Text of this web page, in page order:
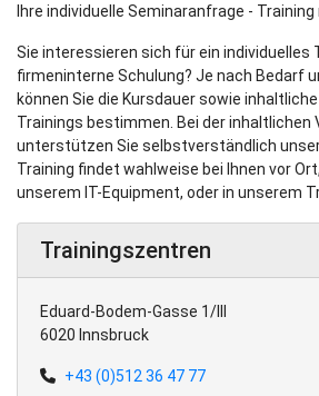
Ihre individuelle Seminaranfrage -
Sie interessieren sich für ein individuelles
firmeninterne Schulung? Je nach Bedarf
können Sie die Kursdauer sowie
Trainings bestimmen. Bei der inhaltlichen
unterstützen Sie selbstverständlich
Training findet wahlweise bei Ihnen vor
unserem IT-Equipment, oder in unserem
Trainingszentren
Eduard-Bodem-Gasse 1/III
6020 Innsbruck
+43 (0)512 36 47 77